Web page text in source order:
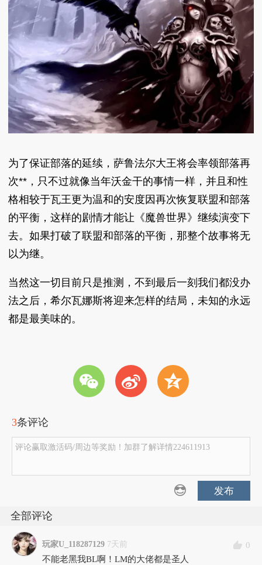
为了保证部落的延续，萨鲁法尔大王将会率领部落再
次**，只不过就像当年沃金干的事情一样，并且和性
格相较于瓦王更为温和的安度因再次恢复联盟和部落
的平衡，这样的剧情才能让《魔兽世界》继续演变下
去。如果打破了联盟和部落的平衡，那整个故事将无
以为继。
当然这一切目前只是推测，不到最后一刻我们都没办
法之后，希尔瓦娜斯将迎来怎样的结局，未知的永远
都是最美味的。
w t z
3条评论
评论赢取激活码/周边等奖励！加群了解详情224611913
发布
全部评论
玩家U_118287129 7天前
0
不能老黑我BL啊！LM的大佬都是圣人